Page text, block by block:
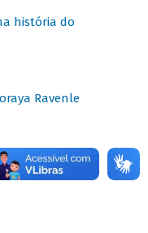
história do
Ravenle